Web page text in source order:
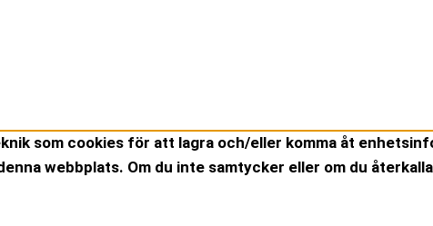
som cookies för att lagra och/eller komma åt
webbplats. Om du inte samtycker eller om du